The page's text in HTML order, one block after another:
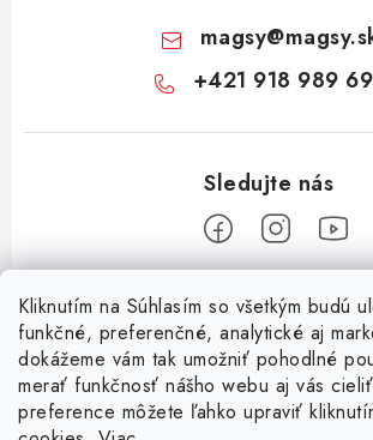
Kliknutím na Súhlasím so všetkým budú
funkčné, preferenčné, analytické aj
dokážeme vám tak umožniť pohodlné
merať funkčnosť nášho webu aj vás
preference môžete ľahko upraviť
magsy@
+421 918 989
Informácie pre vás
O nás